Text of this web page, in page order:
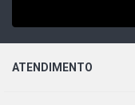
ATENDIMENTO